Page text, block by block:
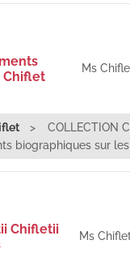
Chiflet
Ms
COLLECTION
biographiques sur
Chifletii
Ms